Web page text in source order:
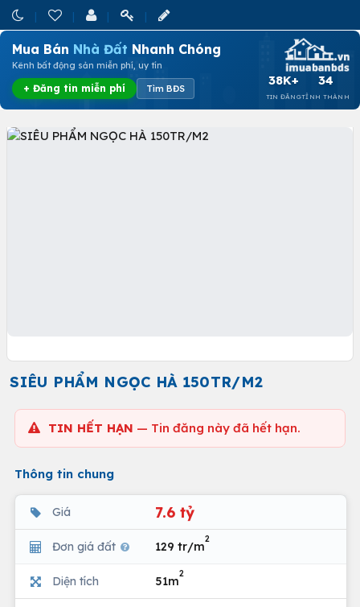
Mua Bán Nhà Đất Nhanh Chóng
Kênh bất động sản miễn phí, uy tín
+ Đăng tin miễn phí Tìm BĐS
38K+
TIN ĐĂNG
34
TỈNH THÀNH
SIÊU PHẨM NGỌC HÀ 150TR/M2
TIN HẾT HẠN — Tin đăng này đã hết hạn.
Thông tin chung
Giá 7.6 tỷ
Đơn giá đất 129 tr/m
2
Diện tích 51m
2